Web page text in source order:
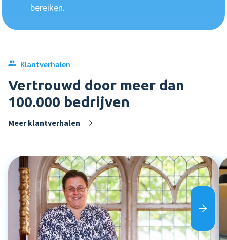
bereiken.
Klantverhalen
Vertrouwd door meer dan
100.000 bedrijven
Meer klantverhalen